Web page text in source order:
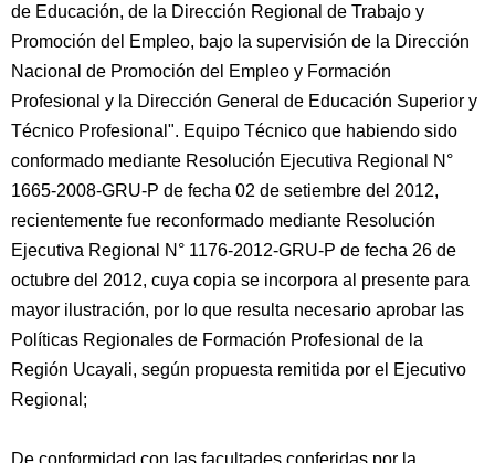
de Educación, de la Dirección Regional de Trabajo y
Promoción del Empleo, bajo la supervisión de la Dirección
Nacional de Promoción del Empleo y Formación
Profesional y la Dirección General de Educación Superior y
Técnico Profesional". Equipo Técnico que habiendo sido
conformado mediante Resolución Ejecutiva Regional N°
1665-2008-GRU-P de fecha 02 de setiembre del 2012,
recientemente fue reconformado mediante Resolución
Ejecutiva Regional N° 1176-2012-GRU-P de fecha 26 de
octubre del 2012, cuya copia se incorpora al presente para
mayor ilustración, por lo que resulta necesario aprobar las
Políticas Regionales de Formación Profesional de la
Región Ucayali, según propuesta remitida por el Ejecutivo
Regional;
De conformidad con las facultades conferidas por la